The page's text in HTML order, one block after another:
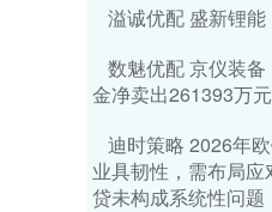
溢诚优配 盛新锂
数魅优配 京仪装
金净卖出261393万元
迪时策略 2026年
业具韧性，需布局
贷未构成系统性问题